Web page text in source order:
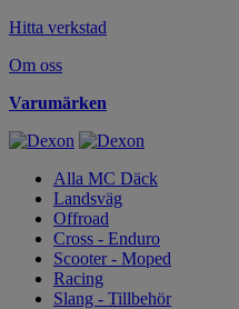
Hitta verkstad
Om oss
Varumärken
Alla MC Däck
Landsväg
Offroad
Cross - Enduro
Scooter - Moped
Racing
Slang - Tillbehör